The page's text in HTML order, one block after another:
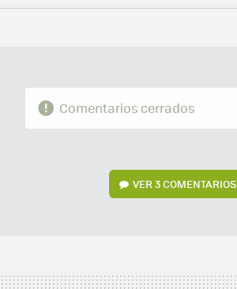
FACEBOOK
TWITTERFLIPBOARD
E-
WHATSAPP
Comentarios cerrados
VER3 COMENTARIOS